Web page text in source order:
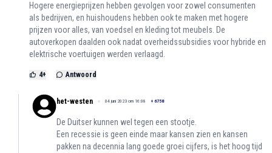
Hogere energieprijzen hebben gevolgen voor zowel consumenten
als bedrijven, en huishoudens hebben ook te maken met hogere
prijzen voor alles, van voedsel en kleding tot meubels. De
autoverkopen daalden ook nadat overheidssubsidies voor hybride en
elektrische voertuigen werden verlaagd.
4+ Antwoord
het-westen 04 juni 2023 om 16:08 + 6758
De Duitser kunnen wel tegen een stootje.
Een recessie is geen einde maar kansen zien en kansen
pakken na decennia lang goede groei cijfers, is het hoog tijd